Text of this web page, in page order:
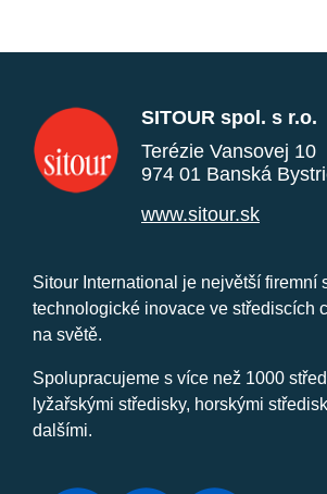
SITOUR spol. s r.o.
Terézie Vansovej 10
974 01 Banská
www.sitour.sk
Sitour International je největší firemní
technologické inovace ve střediscích
na světě.
Spolupracujeme s více než 1000
lyžařskými středisky, horskými
dalšími.